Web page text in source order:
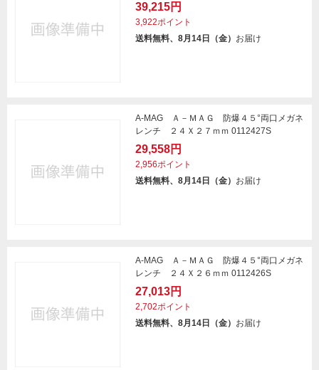
39,215円
3,922ポイント
送料無料、8月14日（金） お届け
A-MAG Ａ－ＭＡＧ 防爆４５°両口メガネ
レンチ ２４Ｘ２７ｍｍ 0112427S
29,558円
2,956ポイント
送料無料、8月14日（金） お届け
A-MAG Ａ－ＭＡＧ 防爆４５°両口メガネ
レンチ ２４Ｘ２６ｍｍ 0112426S
27,013円
2,702ポイント
送料無料、8月14日（金） お届け